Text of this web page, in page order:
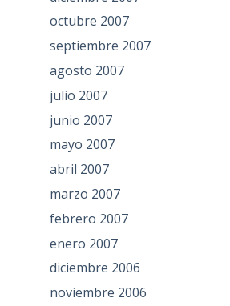
octubre 2007
septiembre 2007
agosto 2007
julio 2007
junio 2007
mayo 2007
abril 2007
marzo 2007
febrero 2007
enero 2007
diciembre 2006
noviembre 2006